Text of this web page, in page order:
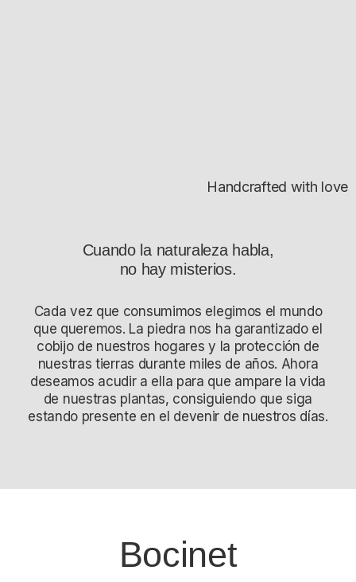
Handcrafted with love
Cuando la naturaleza habla,
no hay misterios.
Cada vez que consumimos elegimos el mundo
que queremos. La piedra nos ha garantizado el
cobijo de nuestros hogares y la protección de
nuestras tierras durante miles de años. Ahora
deseamos acudir a ella para que ampare la vida
de nuestras plantas, consiguiendo que siga
estando presente en el devenir de nuestros días.
Bocinet